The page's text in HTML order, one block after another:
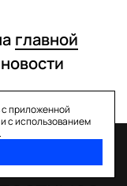
главной
новости
приложенной
и с использованием